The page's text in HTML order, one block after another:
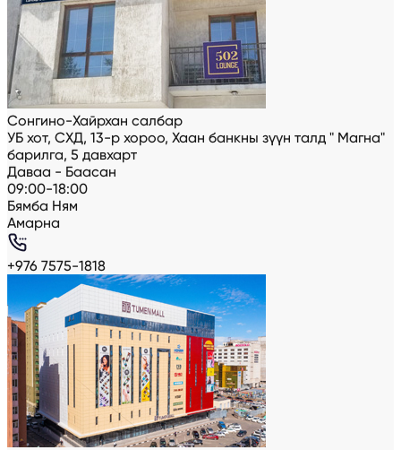
Сонгино-Хайрхан салбар
УБ хот, СХД, 13-р хороо, Хаан банкны зүүн талд " Магна"
барилга, 5 давхарт
Даваа - Баасан
09:00-18:00
Бямба Ням
Амарна
+976 7575-1818